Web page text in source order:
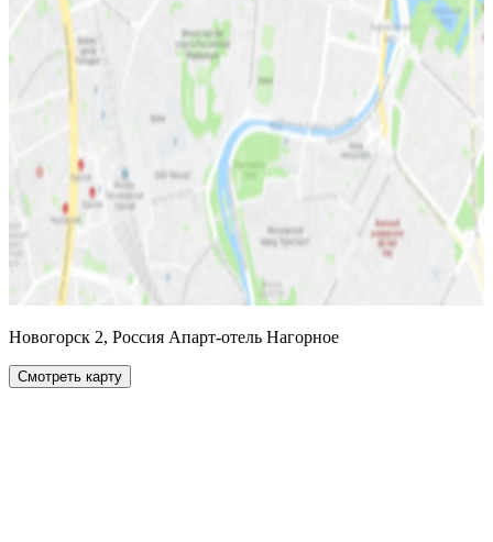
Новогорск 2, Россия Апарт-отель Нагорное
Смотреть карту